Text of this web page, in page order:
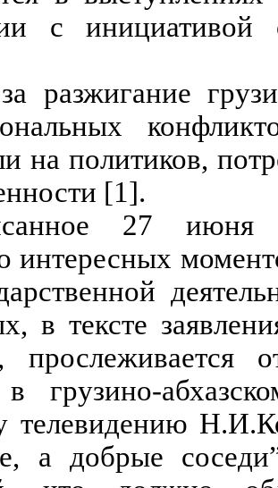
с инициативой
разжигание
на политиков,
[1].
27 июня
интересных
в тексте
прослеживается
в грузино-
телевидению
а добрые